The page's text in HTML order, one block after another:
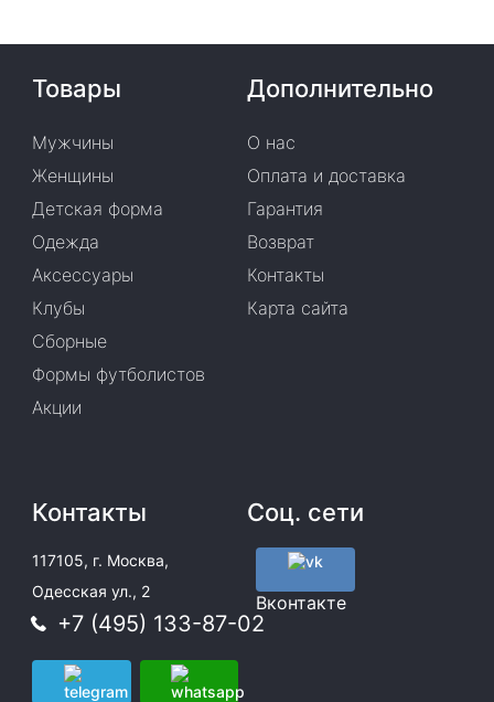
Товары
Мужчины
Женщины
Детская форма
Одежда
Аксессуары
Клубы
Сборные
Формы футболистов
Акции
Дополнительно
О нас
Оплата и доставка
Гарантия
Возврат
Контакты
Карта сайта
Контакты
117105, г. Москва,
Одесская ул., 2
+7 (495) 133-87-02
Соц. сети
Вконтакте